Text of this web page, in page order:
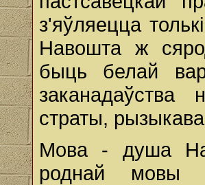
з'яўляецца
Навошта ж
быць белай
заканадаўства
страты,
Мова - душа
роднай мовы